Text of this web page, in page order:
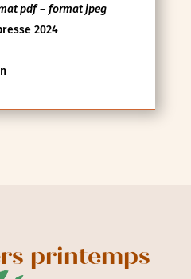
pdf– format jpeg
2024
printemps